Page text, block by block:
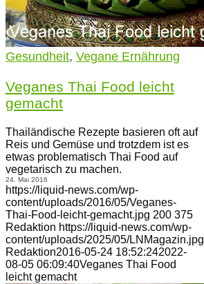
Gesundheit, Vegane Ernährung
Veganes Thai Food leicht
gemacht
Thailändische Rezepte basieren oft auf
Reis und Gemüse und trotzdem ist es
etwas problematisch Thai Food auf
vegetarisch zu machen.
24. Mai 2016
https://liquid-news.com/wp-
content/uploads/2016/05/Veganes-
Thai-Food-leicht-gemacht.jpg 200 375
Redaktion https://liquid-news.com/wp-
content/uploads/2025/05/LNMagazin.jpg
Redaktion2016-05-24 18:52:242022-
08-05 06:09:40Veganes Thai Food
leicht gemacht